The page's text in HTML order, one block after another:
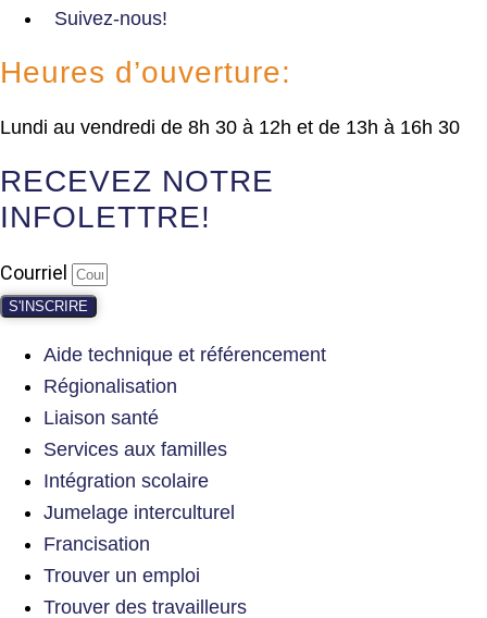
Suivez-nous!
Heures d’ouverture:
Lundi au vendredi de 8h 30 à 12h et de 13h à 16h 30
RECEVEZ NOTRE
INFOLETTRE!
Courriel
S'INSCRIRE
Aide technique et référencement
Régionalisation
Liaison santé
Services aux familles
Intégration scolaire
Jumelage interculturel
Francisation
Trouver un emploi
Trouver des travailleurs